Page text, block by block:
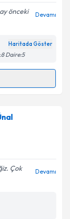
Aydınlatma
belirtilen
önceki
Devamı
Haritada Göster
Daire:5
takvimi talebi
için bir
belirtilen
Çok
Devamı